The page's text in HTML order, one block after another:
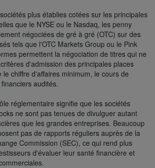
plus établies cotées sur les principales
que le NYSE ou le Nasdaq, les penny
négociées de gré à gré (OTC) sur des
tels que l'OTC Markets Group ou le Pink
permettent la négociation de titres qui ne
d'admission des principales places
chiffre d'affaires minimum, le cours de
audités.
réglementaire signifie que les sociétés
ne sont pas tenues de divulguer autant
que les grandes entreprises. Beaucoup
pas de rapports réguliers auprès de la
Commission (SEC), ce qui rend plus
d'évaluer leur santé financière et